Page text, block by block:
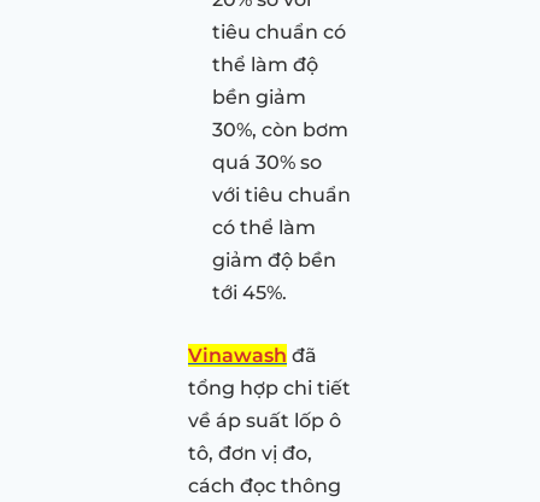
tiêu chuẩn có
thể làm độ
bền giảm
30%, còn bơm
quá 30% so
với tiêu chuẩn
có thể làm
giảm độ bền
tới 45%.
Vinawash đã
tổng hợp chi tiết
về áp suất lốp ô
tô, đơn vị đo,
cách đọc thông